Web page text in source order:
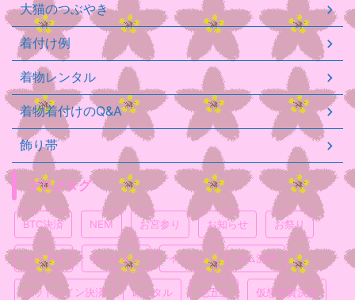
大猫のつぶやき
着付け例
着物レンタル
着物着付けのQ&A
飾り帯
ブログタグ
BTC決済 NEM お宮参り お知らせ お祭り
つけ下げ なんとなく イベント ネム決済
ビットコイン決済 レンタル 七五三 仮想通貨決済